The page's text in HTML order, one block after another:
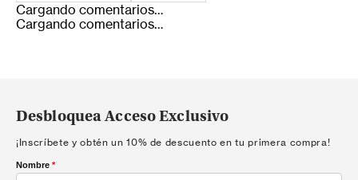
Cargando comentarios…
Cargando comentarios…
Desbloquea Acceso Exclusivo
¡Inscríbete y obtén un 10% de descuento en tu primera compra!
Nombre *